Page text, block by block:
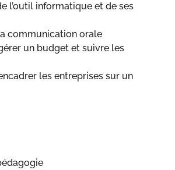
l’outil informatique et de ses
communication orale
un budget et suivre les
les entreprises sur un